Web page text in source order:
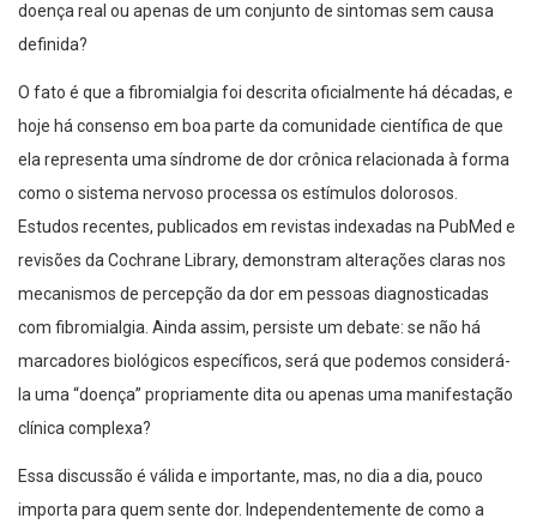
doença real ou apenas de um conjunto de sintomas sem causa
definida?
O fato é que a fibromialgia foi descrita oficialmente há décadas, e
hoje há consenso em boa parte da comunidade científica de que
ela representa uma síndrome de dor crônica relacionada à forma
como o sistema nervoso processa os estímulos dolorosos.
Estudos recentes, publicados em revistas indexadas na PubMed e
revisões da Cochrane Library, demonstram alterações claras nos
mecanismos de percepção da dor em pessoas diagnosticadas
com fibromialgia. Ainda assim, persiste um debate: se não há
marcadores biológicos específicos, será que podemos considerá-
la uma “doença” propriamente dita ou apenas uma manifestação
clínica complexa?
Essa discussão é válida e importante, mas, no dia a dia, pouco
importa para quem sente dor. Independentemente de como a